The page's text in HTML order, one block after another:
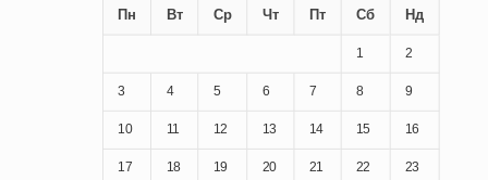
Пн Вт Ср Чт Пт Сб Нд
1 2
3 4 5 6 7 8 9
10 11 12 13 14 15 16
17 18 19 20 21 22 23